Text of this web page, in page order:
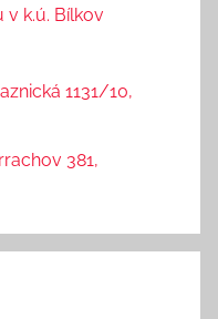
k.ú. Bílkov
1131/10,
381,